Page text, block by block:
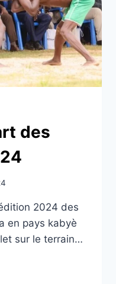
des
2024 des
en pays kabyè
sur le terrain…